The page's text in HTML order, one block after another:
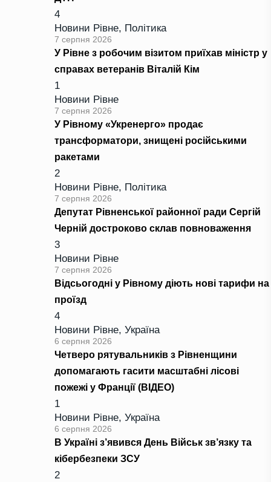
4
Новини Рівне, Політика
7 серпня 2026
У Рівне з робочим візитом приїхав міністр у
справах ветеранів Віталій Кім
1
Новини Рівне
7 серпня 2026
У Рівному «Укренерго» продає
трансформатори, знищені російськими
ракетами
2
Новини Рівне, Політика
7 серпня 2026
Депутат Рівненської районної ради Сергій
Черній достроково склав повноваження
3
Новини Рівне
7 серпня 2026
Відсьогодні у Рівному діють нові тарифи на
проїзд
4
Новини Рівне, Україна
6 серпня 2026
Четверо рятувальників з Рівненщини
допомагають гасити масштабні лісові
пожежі у Франції (ВІДЕО)
1
Новини Рівне, Україна
6 серпня 2026
В Україні з’явився День Військ зв’язку та
кібербезпеки ЗСУ
2